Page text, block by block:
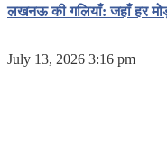
लखनऊ की गलियाँ: जहाँ हर
July 13, 2026 3:16 pm